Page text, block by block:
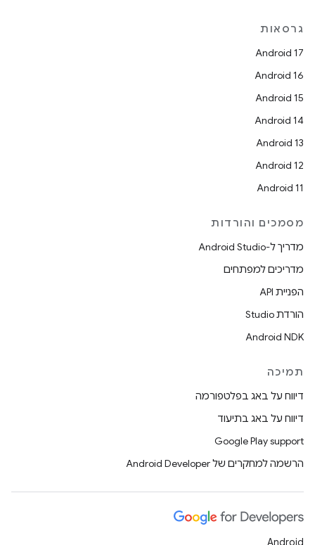
גרסאות
Android 17
Android 16
Android 15
Android 14
Android 13
Android 12
Android 11
מסמכים והורדות
מדריך ל-Android Studio
מדריכים למפתחים
הפניית API
הורדת Studio
Android NDK
תמיכה
דיווח על באג בפלטפורמה
דיווח על באג בתיעוד
Google Play support
הרשמה למחקרים של Android Developer
Android